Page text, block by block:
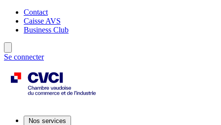
Contact
Caisse AVS
Business Club
Se connecter
Nos services